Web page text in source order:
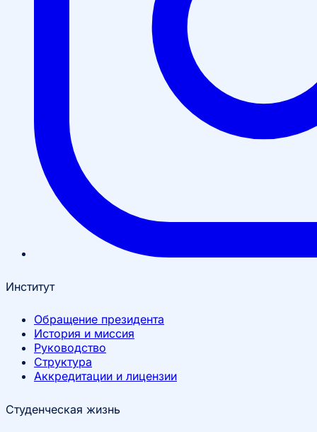
Институт
Обращение президента
История и миссия
Руководство
Структура
Аккредитации и лицензии
Студенческая жизнь